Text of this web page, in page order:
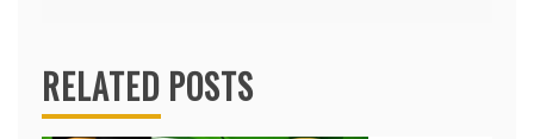
RELATED POSTS